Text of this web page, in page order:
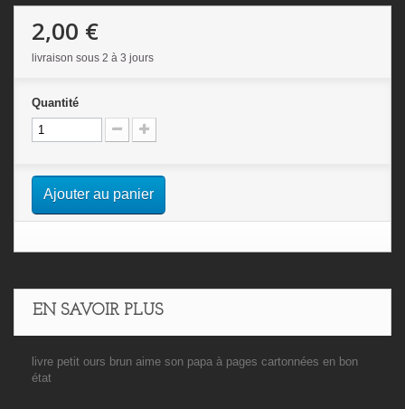
2,00 €
livraison sous 2 à 3 jours
Quantité
Ajouter au panier
EN SAVOIR PLUS
livre petit ours brun aime son papa à pages cartonnées en bon
état